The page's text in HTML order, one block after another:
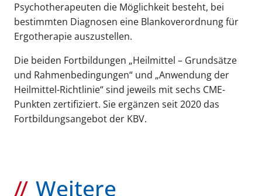
Psychotherapeuten die Möglichkeit besteht, bei
bestimmten Diagnosen eine Blankoverordnung für
Ergotherapie auszustellen.
Die beiden Fortbildungen „Heilmittel – Grundsätze
und Rahmenbedingungen“ und „Anwendung der
Heilmittel-Richtlinie“ sind jeweils mit sechs CME-
Punkten zertifiziert. Sie ergänzen seit 2020 das
Fortbildungsangebot der KBV.
Weitere